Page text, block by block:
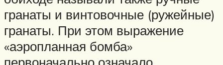
гранаты и винтовочные (ружейные)
гранаты. При этом выражение
«аэропланная бомба»